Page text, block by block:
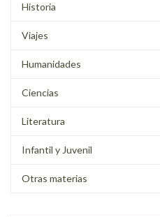
Historia
Viajes
Humanidades
Ciencias
Literatura
Infantil y Juvenil
Otras materias